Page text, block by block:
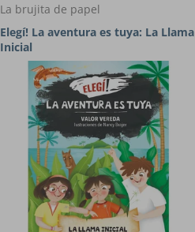
La brujita de papel
Elegí! La aventura es tuya: La Llama
Inicial